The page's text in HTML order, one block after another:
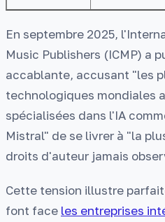
En septembre 2025,
Music Publishers (ICMP) a
accablante, accusant "les
technologiques mondiales
spécialisées dans l'IA
Mistral" de se livrer à "la
droits d'auteur jamais
Cette tension illustre
font face les entreprises